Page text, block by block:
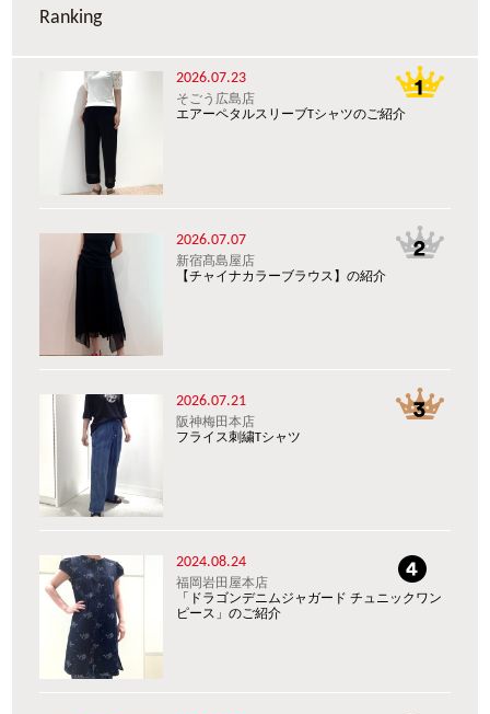
Ranking
2026.07.23
そごう広島店
エアーペタルスリーブTシャツのご紹介
2026.07.07
新宿髙島屋店
【チャイナカラーブラウス】の紹介
2026.07.21
阪神梅田本店
フライス刺繍Tシャツ
2024.08.24
福岡岩田屋本店
「ドラゴンデニムジャガード チュニックワン
ピース」のご紹介